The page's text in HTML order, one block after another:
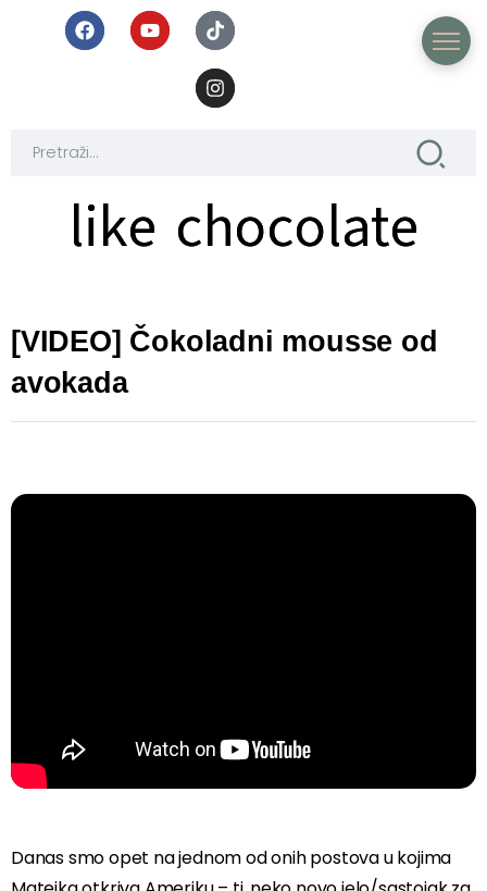
like chocolate
like chocolate
[VIDEO] Čokoladni mousse od
avokada
Danas smo opet na jednom od onih postova u kojima